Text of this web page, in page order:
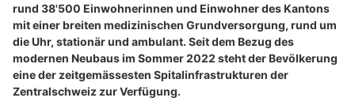
rund 38'500 Einwohnerinnen und Einwohner des Kantons
mit einer breiten medizinischen Grundversorgung, rund um
die Uhr, stationär und ambulant. Seit dem Bezug des
modernen Neubaus im Sommer 2022 steht der Bevölkerung
eine der zeitgemässesten Spitalinfrastrukturen der
Zentralschweiz zur Verfügung.